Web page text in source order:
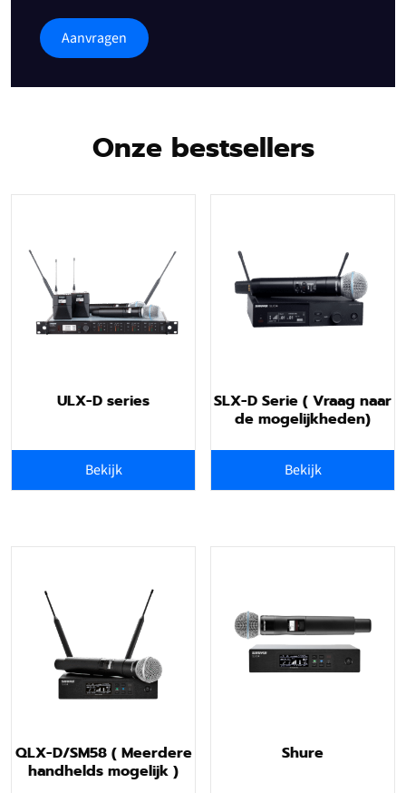
Aanvragen
Onze bestsellers
ULX-D series
Bekijk
SLX-D Serie ( Vraag naar
de mogelijkheden)
Bekijk
QLX-D/SM58 ( Meerdere
handhelds mogelijk )
Shure